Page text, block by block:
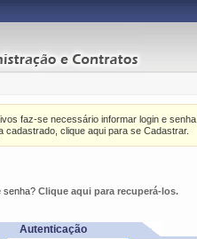
faz-se necessário informar login e senha.
cadastrado, clique aqui para se Cadastrar.
senha? Clique aqui para recuperá-los.
Autenticação